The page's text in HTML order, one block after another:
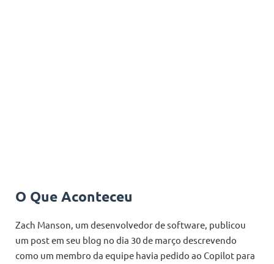
O Que Aconteceu
Zach Manson, um desenvolvedor de software, publicou
um post em seu blog no dia 30 de março descrevendo
como um membro da equipe havia pedido ao Copilot para